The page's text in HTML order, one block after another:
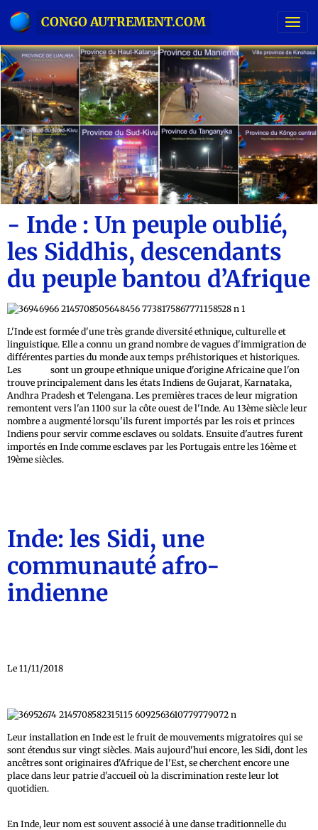
CONGO AUTREMENT.COM
- Inde : Un peuple oublié,
les Siddhis, descendants
du peuple bantou d’Afrique
L'Inde est formée d'une très grande diversité ethnique, culturelle et
linguistique. Elle a connu un grand nombre de vagues d'immigration de
différentes parties du monde aux temps préhistoriques et historiques.
Les
sont un groupe ethnique unique d'origine Africaine que l'on
trouve principalement dans les états Indiens de Gujarat, Karnataka,
Andhra Pradesh et Telengana. Les premières traces de leur migration
remontent vers l'an 1100 sur la côte ouest de l'Inde. Au 13ème siècle leur
nombre a augmenté lorsqu'ils furent importés par les rois et princes
Indiens pour servir comme esclaves ou soldats. Ensuite d'autres furent
importés en Inde comme esclaves par les Portugais entre les 16ème et
19ème siècles.
Inde: les Sidi, une
communauté afro-
indienne
Le 11/11/2018
Leur installation en Inde est le fruit de mouvements migratoires qui se
sont étendus sur vingt siècles. Mais aujourd'hui encore, les Sidi, dont les
ancêtres sont originaires d'Afrique de l'Est, se cherchent encore une
place dans leur patrie d'accueil où la discrimination reste leur lot
quotidien.
En Inde, leur nom est souvent associé à une danse traditionnelle du